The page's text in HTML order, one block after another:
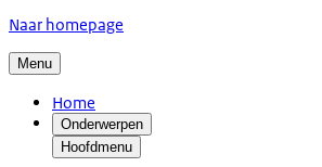
Naar homepage
Menu
Home
Onderwerpen
Hoofdmenu